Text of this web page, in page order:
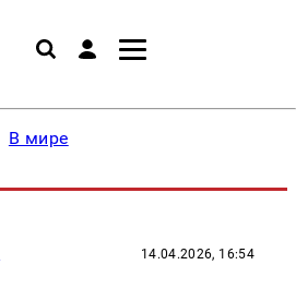
В мире
14.04.2026, 16:54